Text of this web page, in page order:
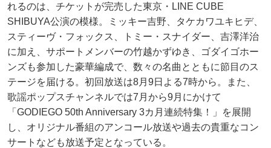
れるのは、チケットが完売した東京・LINE CUBE
SHIBUYA公演の模様。ミッキー吉野、タケカワユキヒデ、
スティーヴ・フォックス、トミー・スナイダー、吉澤洋治
に加え、サポートメンバーの竹越かずゆき、ゴダイゴホー
ンズも参加した豪華編成で、数々の名曲とともに節目のス
テージを届ける。初回放送は8月9日よる7時から。また、
歌謡ポップスチャンネルでは7月から9月にかけて
「GODIEGO 50th Anniversary 3カ月連続特集！」を展開
し、オリジナル番組のアンコール放送や過去の貴重なコン
サートなども放送予定となっている。